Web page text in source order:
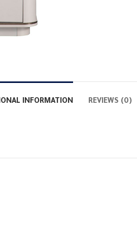
INFORMATION REVIEWS (0)